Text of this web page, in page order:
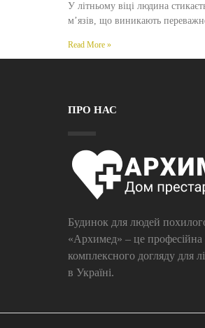
У літньому віці людина
м’язів, що виникають
Read More »
ПРО НАС
Будинок для людей
«Архимед» – це професійна
комплексного догляду для
в Україні.